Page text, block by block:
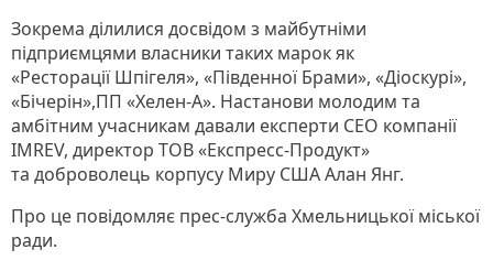
Зокрема ділилися досвідом з майбутніми
підприємцями власники таких марок як
«Ресторації Шпігеля», «Південної Брами», «Діоскурі»,
«Бічерін»,ПП «Хелен-А». Настанови молодим та
амбітним учасникам давали експерти CEO компанії
IMREV, директор ТОВ «Експресс-Продукт»
та доброволець корпусу Миру США Алан Янг.
Про це повідомляє прес-служба Хмельницької міської
ради.